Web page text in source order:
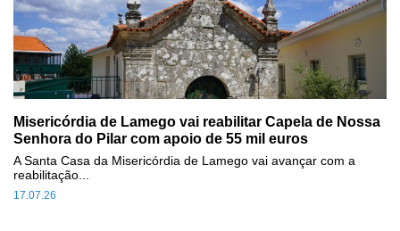
Misericórdia de Lamego vai reabilitar Capela de Nossa
Senhora do Pilar com apoio de 55 mil euros
17.07.26
A Santa Casa da Misericórdia de Lamego vai avançar com a
reabilitação...